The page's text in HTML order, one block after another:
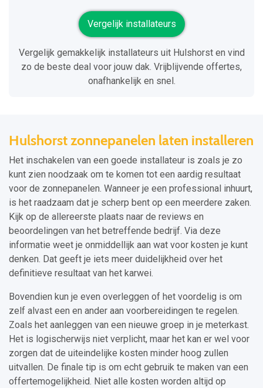
Vergelijk installateurs
Vergelijk gemakkelijk installateurs uit Hulshorst en vind
zo de beste deal voor jouw dak. Vrijblijvende offertes,
onafhankelijk en snel.
Hulshorst zonnepanelen laten installeren
Het inschakelen van een goede installateur is zoals je zo
kunt zien noodzaak om te komen tot een aardig resultaat
voor de zonnepanelen. Wanneer je een professional inhuurt,
is het raadzaam dat je scherp bent op een meerdere zaken.
Kijk op de allereerste plaats naar de reviews en
beoordelingen van het betreffende bedrijf. Via deze
informatie weet je onmiddellijk aan wat voor kosten je kunt
denken. Dat geeft je iets meer duidelijkheid over het
definitieve resultaat van het karwei.
Bovendien kun je even overleggen of het voordelig is om
zelf alvast een en ander aan voorbereidingen te regelen.
Zoals het aanleggen van een nieuwe groep in je meterkast.
Het is logischerwijs niet verplicht, maar het kan er wel voor
zorgen dat de uiteindelijke kosten minder hoog zullen
uitvallen. De finale tip is om echt gebruik te maken van een
offertemogelijkheid. Niet alle kosten worden altijd op